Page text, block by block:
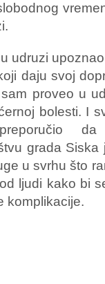
udruzi
daju svoj
proveo u
bolesti. I
grada Siska
u svrhu što
ljudi kako bi
komplikacije.